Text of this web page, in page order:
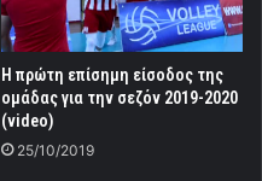
Η πρώτη επίσημη είσοδος της
ομάδας για την σεζόν 2019-2020
(video)
25/10/2019